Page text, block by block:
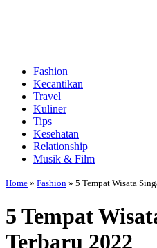
Fashion
Kecantikan
Travel
Kuliner
Tips
Kesehatan
Relationship
Musik & Film
Home » Fashion » 5 Tempat Wisata
5 Tempat
Terbaru 2022